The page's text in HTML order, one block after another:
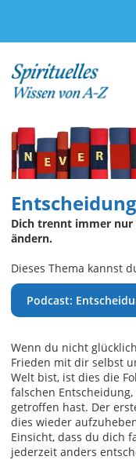
Dich trennt immer nur
ändern.
Dieses Thema kannst
Podcast:
Wenn du nicht
Frieden mit dir selbst
Welt bist, ist dies die
falschen
getroffen hast. Der
dies wieder
Einsicht, dass du dich
jederzeit anders